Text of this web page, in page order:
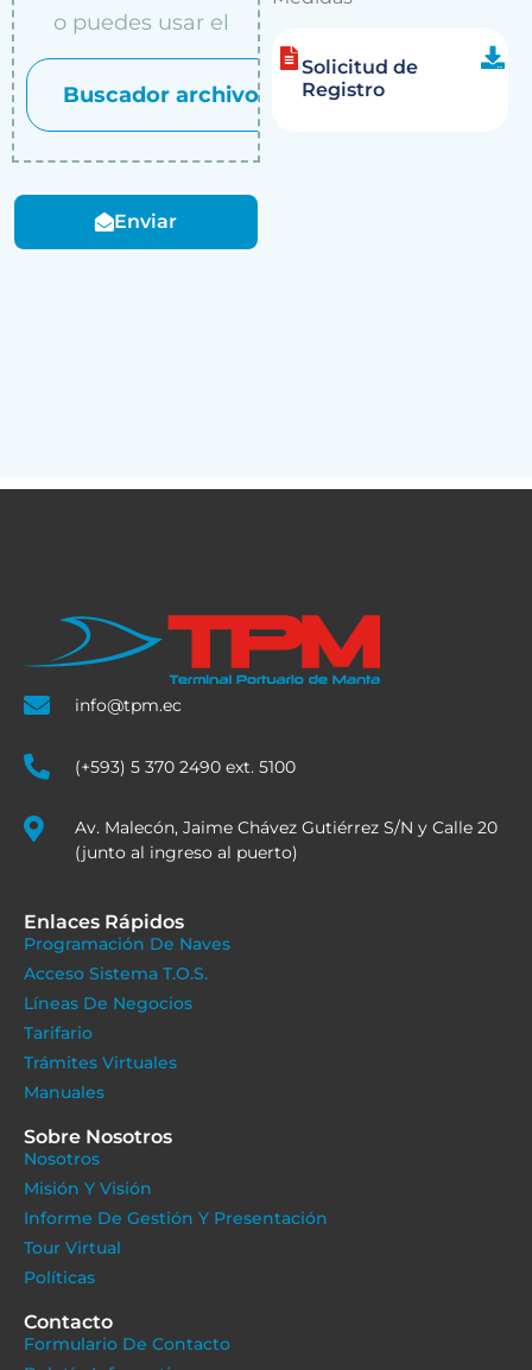
o puedes usar el
Buscador archivos
Enviar
Solicitud de
Registro
info@tpm.ec
(+593) 5 370 2490 ext. 5100
Av. Malecón, Jaime Chávez Gutiérrez S/N y Calle 20
(junto al ingreso al puerto)
Enlaces Rápidos
Programación De Naves
Acceso Sistema T.O.S.
Líneas De Negocios
Tarifario
Trámites Virtuales
Manuales
Sobre Nosotros
Nosotros
Misión Y Visión
Informe De Gestión Y Presentación
Tour Virtual
Políticas
Contacto
Formulario De Contacto